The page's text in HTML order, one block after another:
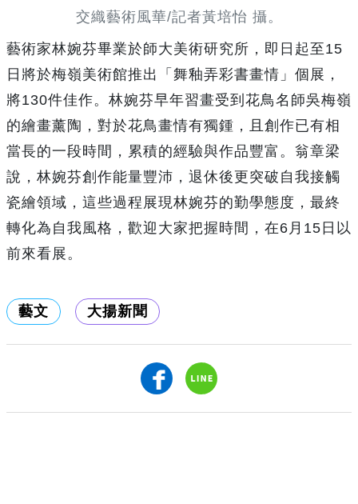
交織藝術風華/記者黃培怡 攝。
藝術家林婉芬畢業於師大美術研究所，即日起至15
日將於梅嶺美術館推出「舞釉弄彩書畫情」個展，
將130件佳作。林婉芬早年習畫受到花鳥名師吳梅嶺
的繪畫薰陶，對於花鳥畫情有獨鍾，且創作已有相
當長的一段時間，累積的經驗與作品豐富。翁章梁
說，林婉芬創作能量豐沛，退休後更突破自我接觸
瓷繪領域，這些過程展現林婉芬的勤學態度，最終
轉化為自我風格，歡迎大家把握時間，在6月15日以
前來看展。
藝文 大揚新聞